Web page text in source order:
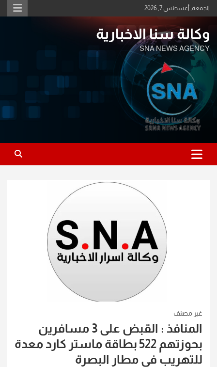
Skip
to
الجمعة, أغسطس 7, 2026
وكالة سنا الاخبارية
SNA NEWS AGENCY
غير مصنف
المنافذ : القبض على 3 مسافرين
بحوزتهم 522 بطاقة ماستر كارد معدة
للتهريب في مطار البصرة